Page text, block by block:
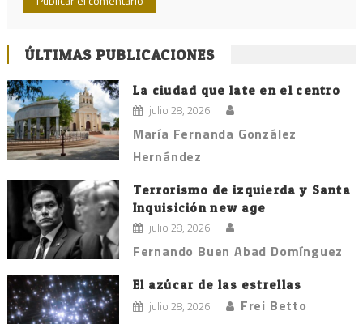
ÚLTIMAS PUBLICACIONES
La ciudad que late en el centro
julio 28, 2026
María Fernanda González
Hernández
Terrorismo de izquierda y Santa
Inquisición new age
julio 28, 2026
Fernando Buen Abad Domínguez
El azúcar de las estrellas
julio 28, 2026 Frei Betto